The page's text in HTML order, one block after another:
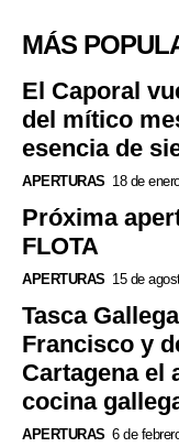
MÁS
El Caporal
del mítico
esencia de
APERTURAS 18 de
Próxima
FLOTA
APERTURAS 15 de
Tasca
Francisco y
Cartagena el
cocina
APERTURAS 6 de